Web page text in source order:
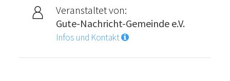
Veranstaltet von:
Gute-Nachricht-Gemeinde e.V.
Infos und Kontakt